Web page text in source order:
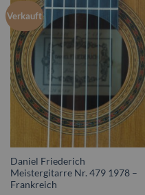
Verkauft
Daniel Friederich
Meistergitarre Nr. 479 1978 –
Frankreich